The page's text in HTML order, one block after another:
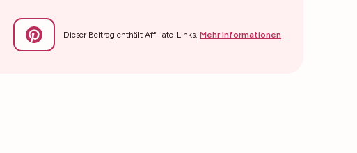
Dieser Beitrag enthält Affiliate-Links.Mehr Informationen